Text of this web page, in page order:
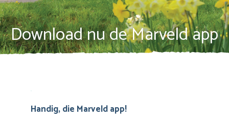
Download nu de Marveld app
Handig, die Marveld app!